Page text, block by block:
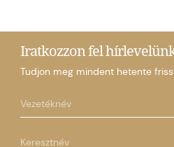
Iratkozzon fel
Tudjon meg mindent hetente